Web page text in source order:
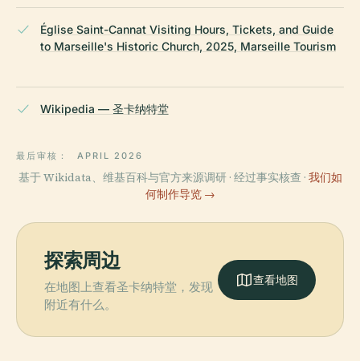
Église Saint-Cannat Visiting Hours, Tickets, and Guide
to Marseille's Historic Church, 2025, Marseille Tourism
Wikipedia — 圣卡纳特堂
最后审核： APRIL 2026
基于 Wikidata、维基百科与官方来源调研 · 经过事实核查 · 我们如
何制作导览 →
探索周边
在地图上查看圣卡纳特堂，发现
附近有什么。
查看地图